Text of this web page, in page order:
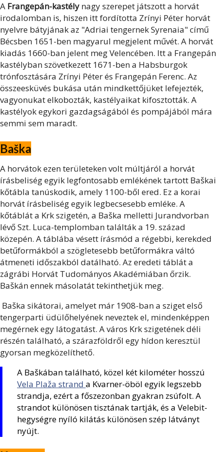
A Frangepán-kastély nagy szerepet játszott a horvát
irodalomban is, hiszen itt fordította Zrínyi Péter horvát
nyelvre bátyjának az "Adriai tengernek Syrenaia" című
Bécsben 1651-ben magyarul megjelent művét. A horvát
kiadás 1660-ban jelent meg Velencében. Itt a Frangepán
kastélyban szövetkezett 1671-ben a Habsburgok
trónfosztására Zrínyi Péter és Frangepán Ferenc. Az
összeesküvés bukása után mindkettőjüket lefejezték,
vagyonukat elkobozták, kastélyaikat kifosztották. A
kastélyok egykori gazdagságából és pompájából mára
semmi sem maradt.
Baška
A horvátok ezen területeken volt múltjáról a horvát
írásbeliség egyik legfontosabb emlékének tartott Baškai
kőtábla tanúskodik, amely 1100-ből ered. Ez a korai
horvát írásbeliség egyik legbecsesebb emléke. A
kőtáblát a Krk szigetén, a Baška melletti Jurandvorban
lévő Szt. Luca-templomban találták a 19. század
közepén. A táblába vésett írásmód a régebbi, kerekded
betűformákból a szögletesebb betűformákra váltó
átmeneti időszakból datálható. Az eredeti táblát a
zágrábi Horvát Tudományos Akadémiában őrzik.
Baškán ennek másolatát tekinthetjük meg.
Baška sikátorai, amelyet már 1908-ban a sziget első
tengerparti üdülőhelyének neveztek el, mindenképpen
megérnek egy látogatást. A város Krk szigetének déli
részén található, a szárazföldről egy hídon keresztül
gyorsan megközelíthető.
A Baškában található, közel két kilométer hosszú
Vela Plaža strand a Kvarner-öböl egyik legszebb
strandja, ezért a főszezonban gyakran zsúfolt. A
strandot különösen tisztának tartják, és a Velebit-
hegységre nyíló kilátás különösen szép látványt
nyújt.